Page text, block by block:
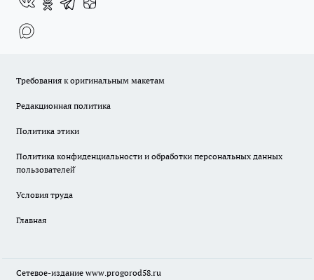
Требования к оригинальным макетам
Редакционная политика
Политика этики
Политика конфиденциальности и обработки персональных данных
пользователей̆
Условия труда
Главная
Сетевое-издание www.progorod58.ru